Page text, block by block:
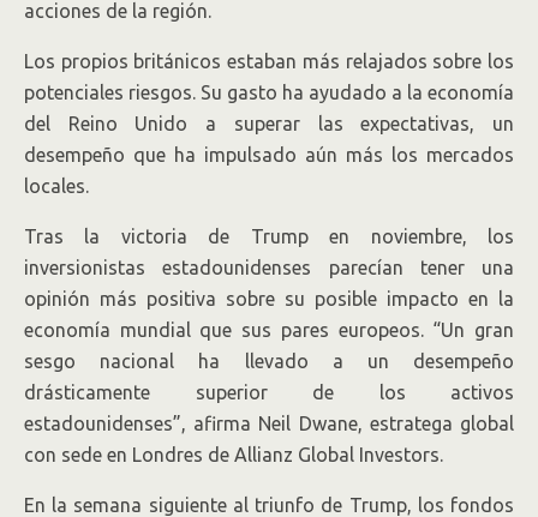
acciones de la región.
Los propios británicos estaban más relajados sobre los
potenciales riesgos. Su gasto ha ayudado a la economía
del Reino Unido a superar las expectativas, un
desempeño que ha impulsado aún más los mercados
locales.
Tras la victoria de Trump en noviembre, los
inversionistas estadounidenses parecían tener una
opinión más positiva sobre su posible impacto en la
economía mundial que sus pares europeos. “Un gran
sesgo nacional ha llevado a un desempeño
drásticamente superior de los activos
estadounidenses”, afirma Neil Dwane, estratega global
con sede en Londres de Allianz Global Investors.
En la semana siguiente al triunfo de Trump, los fondos